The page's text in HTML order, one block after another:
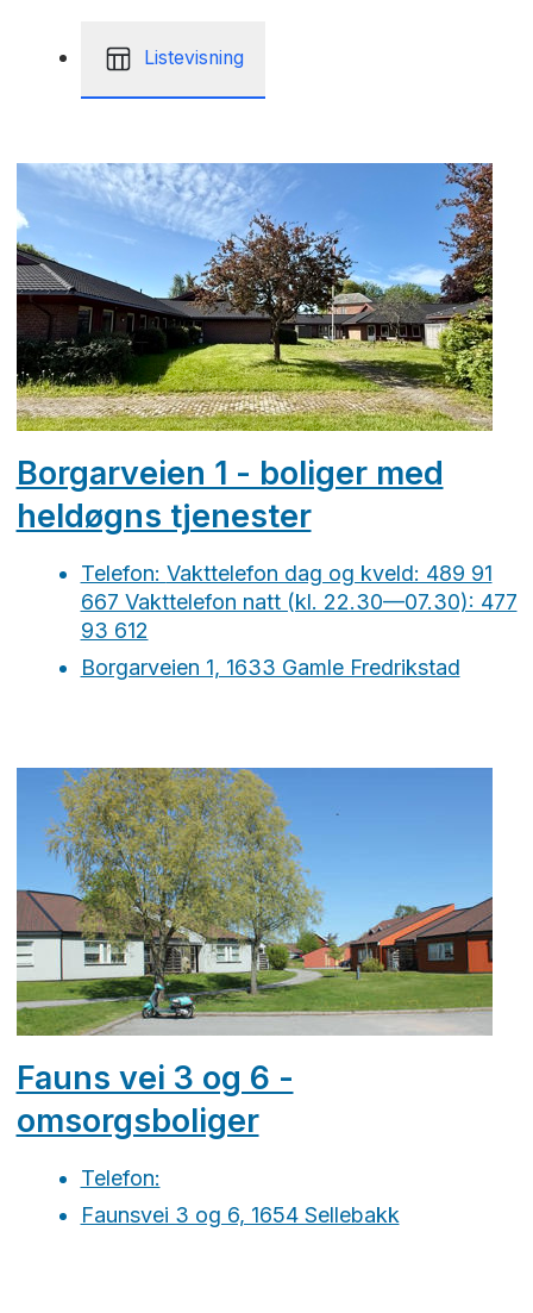
Listevisning
Borgarveien 1 - boliger med
heldøgns tjenester
Telefon: Vakttelefon dag og kveld: 489 91
667 Vakttelefon natt (kl. 22.30—07.30): 477
93 612
Borgarveien 1, 1633 Gamle Fredrikstad
Fauns vei 3 og 6 -
omsorgsboliger
Telefon:
Faunsvei 3 og 6, 1654 Sellebakk